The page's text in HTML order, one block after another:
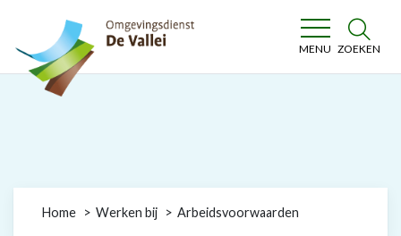
Omgevingsdienst De Vallei
MENU ZOEKEN
Home Werken bij Arbeidsvoorwaarden